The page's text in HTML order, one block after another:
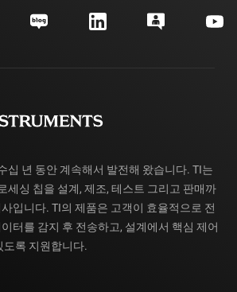
십 년 동안 계속해서 발전해 왔습니다. TI는
세싱 칩을 설계, 제조, 테스트 그리고 판매까
입니다. TI의 제품은 고객이 효율적으로 전
터를 감지 후 전송하고, 설계에서 핵심 제어
도록 지원합니다.